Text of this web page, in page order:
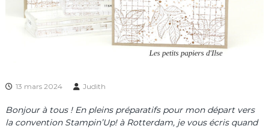
13 mars 2024 Judith
Bonjour à tous ! En pleins préparatifs pour mon départ vers
la convention Stampin’Up! à Rotterdam, je vous écris quand